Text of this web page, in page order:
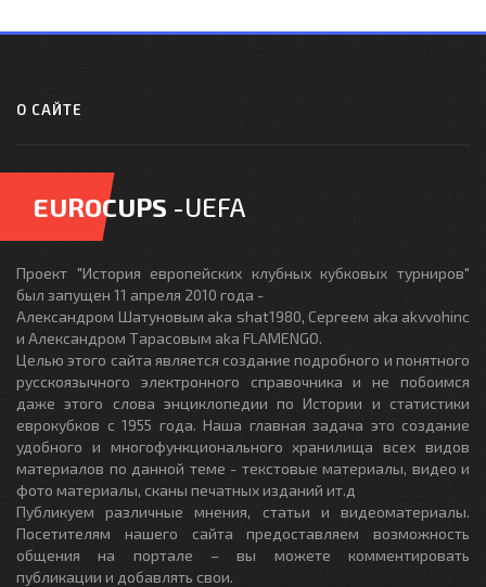
О САЙТЕ
EUROCUPS -UEFA
Проект "История европейских клубных кубковых турниров"
был запущен 11 апреля 2010 года -
Александром Шатуновым aka shat1980, Сергеем aka akvvohinc
и Александром Тарасовым aka FLAMENGO.
Целью этого сайта является создание подробного и понятного
русскоязычного электронного справочника и не побоимся
даже этого слова энциклопедии по Истории и статистики
еврокубков с 1955 года. Наша главная задача это создание
удобного и многофункционального хранилища всех видов
материалов по данной теме - текстовые материалы, видео и
фото материалы, сканы печатных изданий ит.д
Публикуем различные мнения, статьи и видеоматериалы.
Посетителям нашего сайта предоставляем возможность
общения на портале – вы можете комментировать
публикации и добавлять свои.